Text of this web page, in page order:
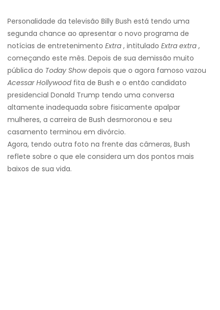
Personalidade da televisão Billy Bush está tendo uma
segunda chance ao apresentar o novo programa de
notícias de entretenimento Extra , intitulado Extra extra ,
começando este mês. Depois de sua demissão muito
pública do Today Showdepois que o agora famoso vazou
Acessar Hollywoodfita de Bush e o então candidato
presidencial Donald Trump tendo uma conversa
altamente inadequada sobre fisicamente apalpar
mulheres, a carreira de Bush desmoronou e seu
casamento terminou em divórcio.
Agora, tendo outra foto na frente das câmeras, Bush
reflete sobre o que ele considera um dos pontos mais
baixos de sua vida.